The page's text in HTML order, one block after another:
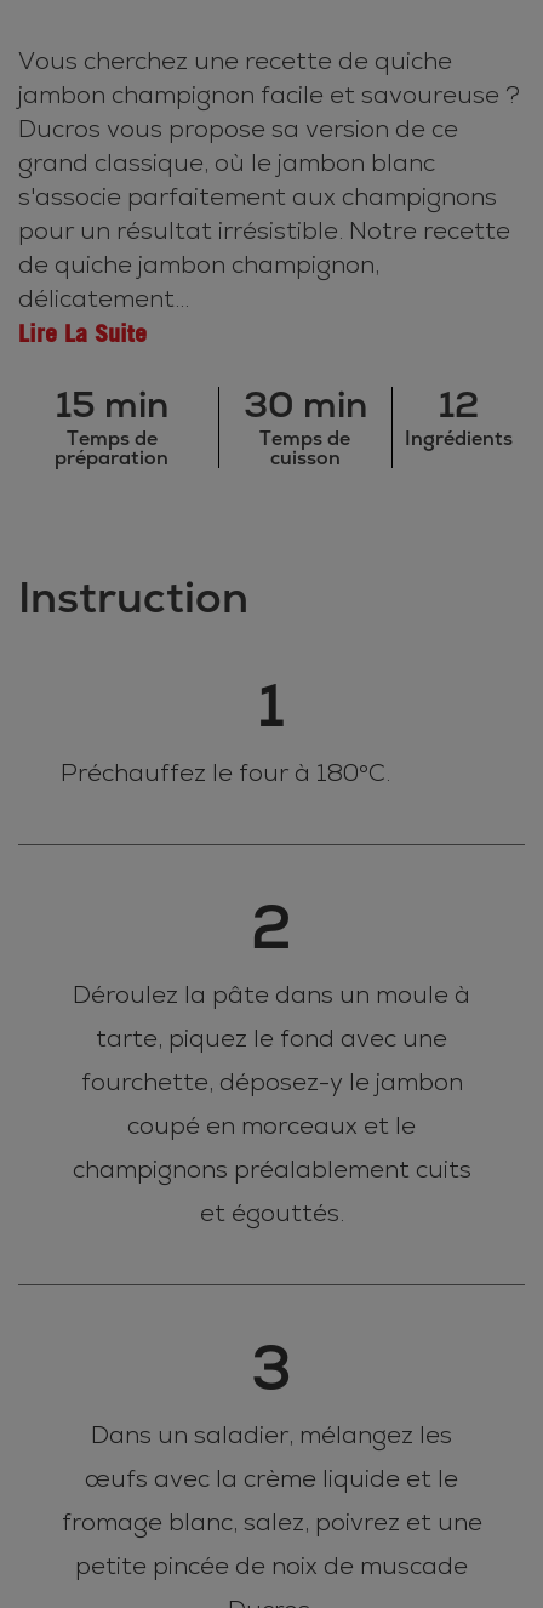
Vous cherchez une recette de quiche
jambon champignon facile et savoureuse ?
Ducros vous propose sa version de ce
grand classique, où le jambon blanc
s'associe parfaitement aux champignons
pour un résultat irrésistible. Notre recette
de quiche jambon champignon,
délicatement...
Lire La Suite
15 min
Temps de
préparation
30 min
Temps de
cuisson
12
Ingrédients
Instruction
1
Préchauffez le four à 180°C.
2
Déroulez la pâte dans un moule à
tarte, piquez le fond avec une
fourchette, déposez-y le jambon
coupé en morceaux et le
champignons préalablement cuits
et égouttés.
3
Dans un saladier, mélangez les
œufs avec la crème liquide et le
fromage blanc, salez, poivrez et une
petite pincée de noix de muscade